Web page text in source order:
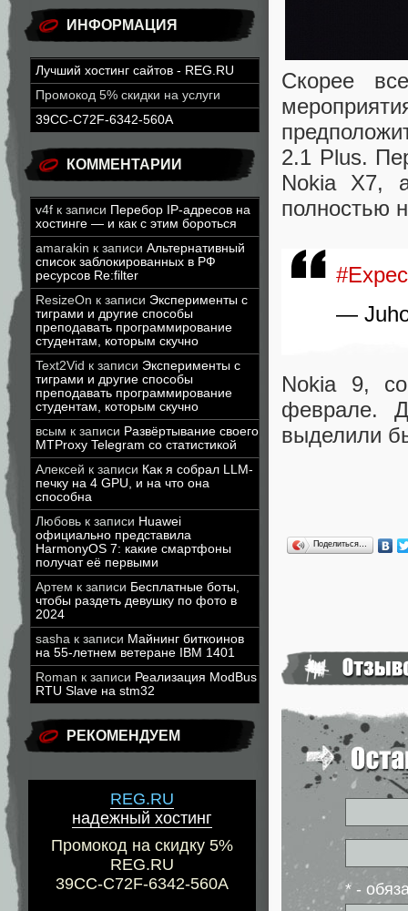
ИНФОРМАЦИЯ
Лучший хостинг сайтов - REG.RU
Промокод 5% скидки на услуги
39CC-C72F-6342-560A
КОММЕНТАРИИ
v4f к записи Перебор IP-адресов на
хостинге — и как с этим бороться
amarakin к записи Альтернативный
список заблокированных в РФ
ресурсов Re:filter
ResizeOn к записи Эксперименты с
тиграми и другие способы
преподавать программирование
студентам, которым скучно
Text2Vid к записи Эксперименты с
тиграми и другие способы
преподавать программирование
студентам, которым скучно
всым к записи Развёртывание своего
MTProxy Telegram со статистикой
Алексей к записи Как я собрал LLM-
печку на 4 GPU, и на что она
способна
Любовь к записи Huawei
официально представила
HarmonyOS 7: какие смартфоны
получат её первыми
Артем к записи Бесплатные боты,
чтобы раздеть девушку по фото в
2024
sasha к записи Майнинг биткоинов
на 55-летнем ветеране IBM 1401
Roman к записи Реализация ModBus
RTU Slave на stm32
РЕКОМЕНДУЕМ
REG.RU
надежный хостинг
Промокод на скидку 5%
REG.RU
39CC-C72F-6342-560A
Скорее
2.1 Plus.
Nokia X7,
полностью
—
Nokia 9,
феврале.
выделили
Поделиться…
* -